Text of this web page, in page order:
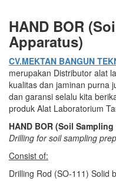
HAND BOR
Apparatus)
CV.MEKTAN BANGUN
merupakan Distributor alat
kualitas dan jaminan purna
dan garansi selalu kita
produk Alat Laboratorium
HAND BOR (Soil
Drilling for soil sampling
Consist of:
Drilling Rod (SO-111) Solid